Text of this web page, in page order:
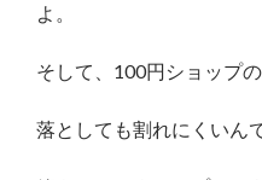
よ。
そして、100円ショップ
落としても割れにくいん